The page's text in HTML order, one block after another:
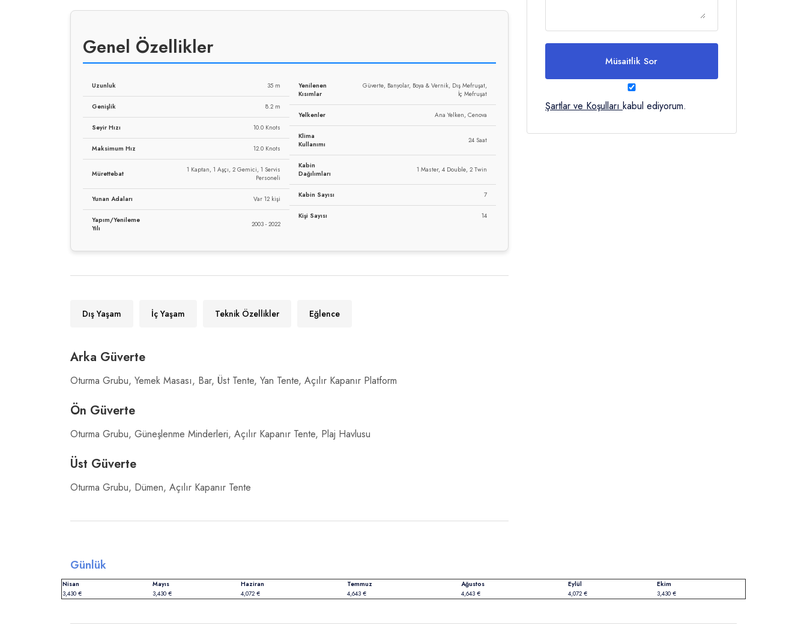
Genel Özellikler
Uzunluk 35 m
Genişlik 8.2 m
Seyir Hızı 10.0 Knots
Maksimum Hız 12.0 Knots
Mürettebat
1 Kaptan, 1 Aşçı, 2 Gemici, 1 Servis
Personeli
Yunan Adaları Var 12 kişi
Yapım/Yenileme
Yılı
2003 - 2022
Yenilenen
Kısımlar
Güverte, Banyolar, Boya & Vernik, Dış Mefruşat,
İç Mefruşat
Yelkenler Ana Yelken, Cenova
Klima
Kullanımı
24 Saat
Kabin
Dağılımları
1 Master, 4 Double, 2 Twin
Kabin Sayısı 7
Kişi Sayısı 14
Dış Yaşam İç Yaşam Teknik Özellikler Eğlence
Arka Güverte
Oturma Grubu, Yemek Masası, Bar, Üst Tente, Yan Tente, Açılır Kapanır Platform
Ön Güverte
Oturma Grubu, Güneşlenme Minderleri, Açılır Kapanır Tente, Plaj Havlusu
Üst Güverte
Oturma Grubu, Dümen, Açılır Kapanır Tente
Müsaitlik Sor
Şartlar ve Koşulları kabul ediyorum.
Günlük
Nisan Mayıs Haziran Temmuz Ağustos Eylül
Ekim
3,430 €
3,430 € 4,072 € 4,643 € 4,643 € 4,072 € 3,430 €